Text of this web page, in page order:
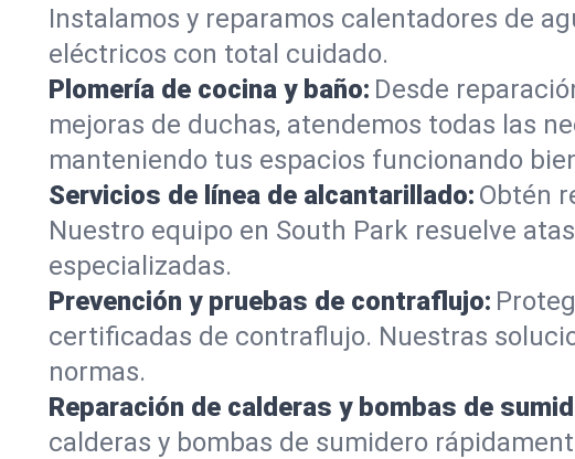
Instalamos y reparamos calentadores de
eléctricos con total cuidado.
Plomería de cocina y baño: Desde
mejoras de duchas, atendemos todas las
manteniendo tus espacios funcionando
Servicios de línea de alcantarillado: Obtén
Nuestro equipo en South Park resuelve
especializadas.
Prevención y pruebas de contraflujo:
certificadas de contraflujo. Nuestras
normas.
Reparación de calderas y bombas de
calderas y bombas de sumidero